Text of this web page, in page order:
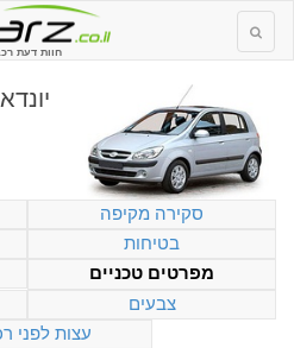
חוות דעת
סקירה מקיפה
בטיחות
מפרטים טכניים
צבעים
עצות לפני